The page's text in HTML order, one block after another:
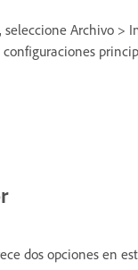
Archivo >
dos opciones en